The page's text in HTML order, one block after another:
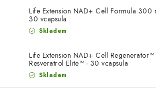
Life Extension NAD+ Cell Formula 300
30 vcapsula
Skladem
Life Extension NAD+ Cell Regenerator™
Resveratrol Elite™ - 30 vcapsula
Skladem